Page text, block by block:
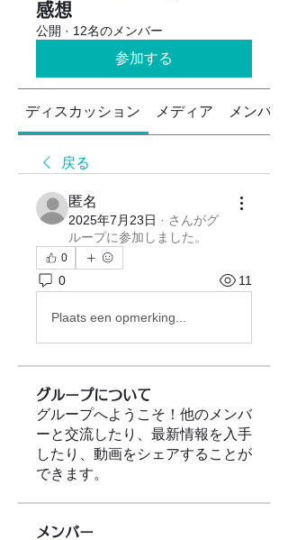
感想
公開 · 12名のメンバー
参加する
ディスカッション メディア メンバー
戻る
匿名
2025年7月23日 · さんがグ
ループに参加しました。
0
0 11
Plaats een opmerking...
グループについて
グループへようこそ！他のメンバ
ーと交流したり、最新情報を入手
したり、動画をシェアすることが
できます。
メンバー